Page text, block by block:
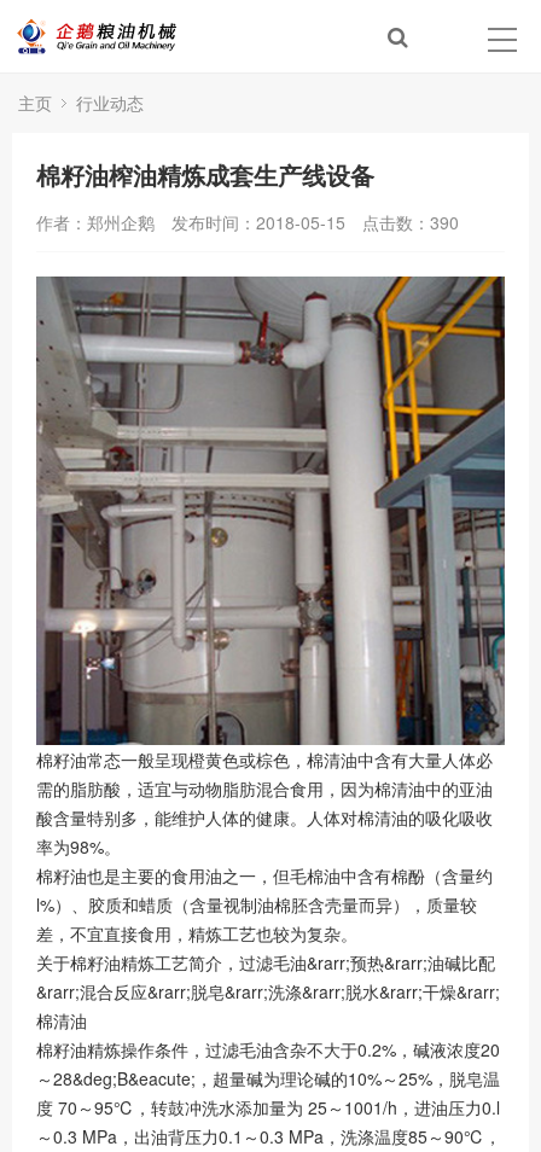
主页 行业动态
棉籽油榨油精炼成套生产线设备
作者：郑州企鹅 发布时间：2018-05-15 点击数： 390
棉籽油常态一般呈现橙黄色或棕色，棉清油中含有大量人体必
需的脂肪酸，适宜与动物脂肪混合食用，因为棉清油中的亚油
酸含量特别多，能维护人体的健康。人体对棉清油的吸化吸收
率为98%。
棉籽油也是主要的食用油之一，但毛棉油中含有棉酚（含量约
l%）、胶质和蜡质（含量视制油棉胚含壳量而异），质量较
差，不宜直接食用，精炼工艺也较为复杂。
关于棉籽油精炼工艺简介，过滤毛油&rarr;预热&rarr;油碱比配
&rarr;混合反应&rarr;脱皂&rarr;洗涤&rarr;脱水&rarr;干燥&rarr;
棉清油
棉籽油精炼操作条件，过滤毛油含杂不大于0.2%，碱液浓度20
～28&deg;B&eacute;，超量碱为理论碱的10%～25%，脱皂温
度 70～95℃，转鼓冲洗水添加量为 25～1001/h，进油压力0.l
～0.3 MPa，出油背压力0.1～0.3 MPa，洗涤温度85～90℃，